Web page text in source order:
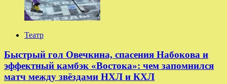
Театр
Быстрый гол Овечкина, спасения Набокова и
эффектный камбэк «Востока»: чем запомнился
матч между звёздами НХЛ и КХЛ